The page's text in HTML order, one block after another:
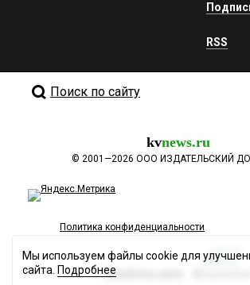
RSS
Поиск по сайту
kvnews.ru
© 2001—2026 ООО ИЗДАТЕЛЬСКИЙ
Политика конфиденциальности
Разработка сайта
Мы используем файлы cookie для
сайта. Подробнее